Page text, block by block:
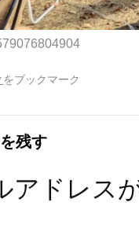
をブックマーク
残す
アドレス